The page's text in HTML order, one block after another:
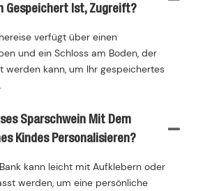
Gespeichert Ist, Zugreift?
verfügt über einen
und ein Schloss am Boden, der
werden kann, um Ihr gespeichertes
Sparschwein Mit Dem
Kindes Personalisieren?
kann leicht mit Aufklebern oder
werden, um eine persönliche